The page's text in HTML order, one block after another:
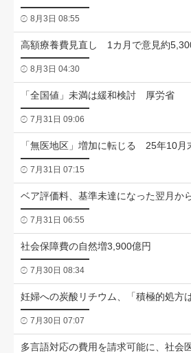
8月3日 08:55
高額療養費見直し 1カ月で意見約
8月3日 04:30
「全国値」未満は緩和検討 厚労省
7月31日 09:06
「無医地区」増加に転じる 25年10月
7月31日 07:15
ベア評価料、基準未達になった翌月か
7月31日 06:55
社会保障費の自然増3,900億円
7月30日 08:34
妊婦への炭酸リチウム、「積極的処方
7月30日 07:07
多言語対応の費用を請求可能に、社会